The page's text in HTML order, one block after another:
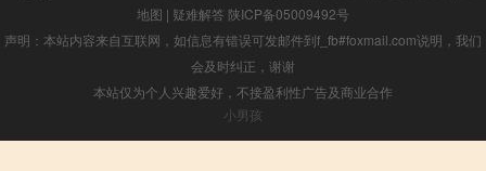
地图 | 疑难解答 陕ICP备05009492号
声明：本站内容来自互联网，如信息有错误可发邮件到f_fb#foxmail.com说明，我们
会及时纠正，谢谢
本站仅为个人兴趣爱好，不接盈利性广告及商业合作
小男孩